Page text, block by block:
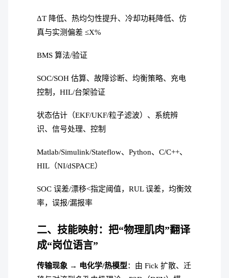
ΔT 降低、热均匀性提升、冷却功耗降低、仿
真与实测偏差 ≤X%
BMS 算法/验证
SOC/SOH 估算、故障诊断、均衡策略、充电
控制，HIL/台架验证
状态估计（EKF/UKF/粒子滤波）、系统辨
识、信号处理、控制
Matlab/Simulink/Stateflow、Python、C/C++、
HIL（NI/dSPACE）
SOC 误差/漂移<指定阈值，RUL 误差，均衡效
率，误报/漏报率
二、技能映射：把“物理肌肉”翻译
成“岗位语言”
传输现象 → 电化学/热模型：由 Fick 扩散、迁